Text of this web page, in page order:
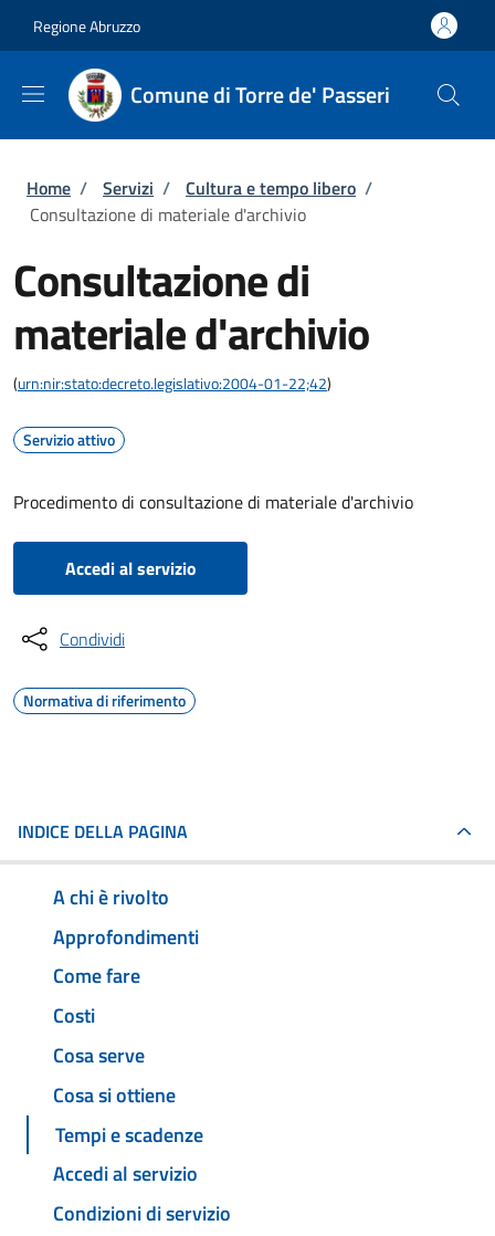
Regione Abruzzo
Comune di Torre de' Passeri
Briciole di pane
Home / Servizi / Cultura e tempo libero /
Consultazione di materiale d'archivio
Consultazione di
materiale d'archivio
(urn:nir:stato:decreto.legislativo:2004-01-22;42)
Servizio attivo
Procedimento di consultazione di materiale d'archivio
Accedi al servizio
Condividi
Normativa di riferimento
INDICE DELLA PAGINA
A chi è rivolto
Approfondimenti
Come fare
Costi
Cosa serve
Cosa si ottiene
Tempi e scadenze
Accedi al servizio
Condizioni di servizio